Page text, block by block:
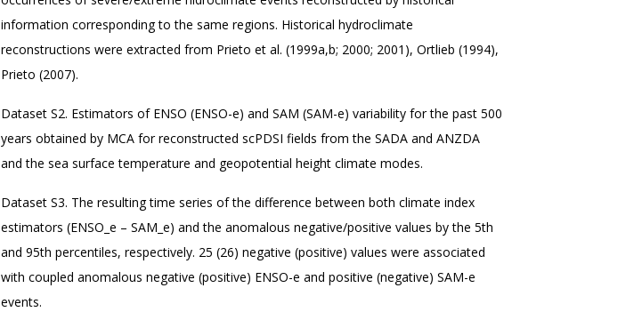
information corresponding to the same regions. Historical hydroclimate
reconstructions were extracted from Prieto et al. (1999a,b; 2000; 2001), Ortlieb (1994),
Prieto (2007).
Dataset S2. Estimators of ENSO (ENSO-e) and SAM (SAM-e) variability for the past 500
years obtained by MCA for reconstructed scPDSI fields from the SADA and ANZDA
and the sea surface temperature and geopotential height climate modes.
Dataset S3. The resulting time series of the difference between both climate index
estimators (ENSO_e – SAM_e) and the anomalous negative/positive values by the 5th
and 95th percentiles, respectively. 25 (26) negative (positive) values were associated
with coupled anomalous negative (positive) ENSO-e and positive (negative) SAM-e
events.